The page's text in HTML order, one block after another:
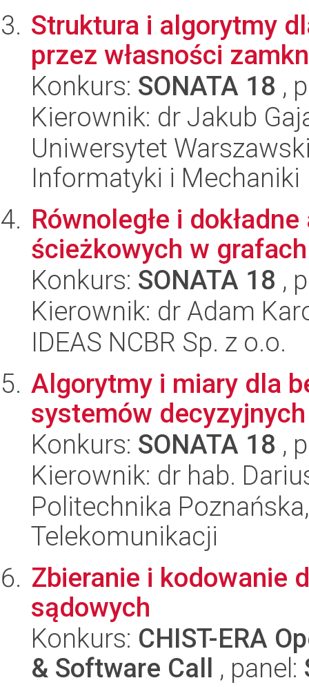
Struktura i algorytmy
przez własności
Konkurs: SONATA 18 ,
Kierownik: dr Jakub
Uniwersytet
Informatyki i Mechaniki
Równoległe i
ścieżkowych w
Konkurs: SONATA 18 ,
Kierownik: dr Adam
IDEAS NCBR Sp. z o.o.
Algorytmy i miary dla
systemów decyzyjnych
Konkurs: SONATA 18 ,
Kierownik: dr hab.
Politechnika
Telekomunikacji
Zbieranie i kodowanie
sądowych
Konkurs: CHIST-ERA
& Software Call , panel: